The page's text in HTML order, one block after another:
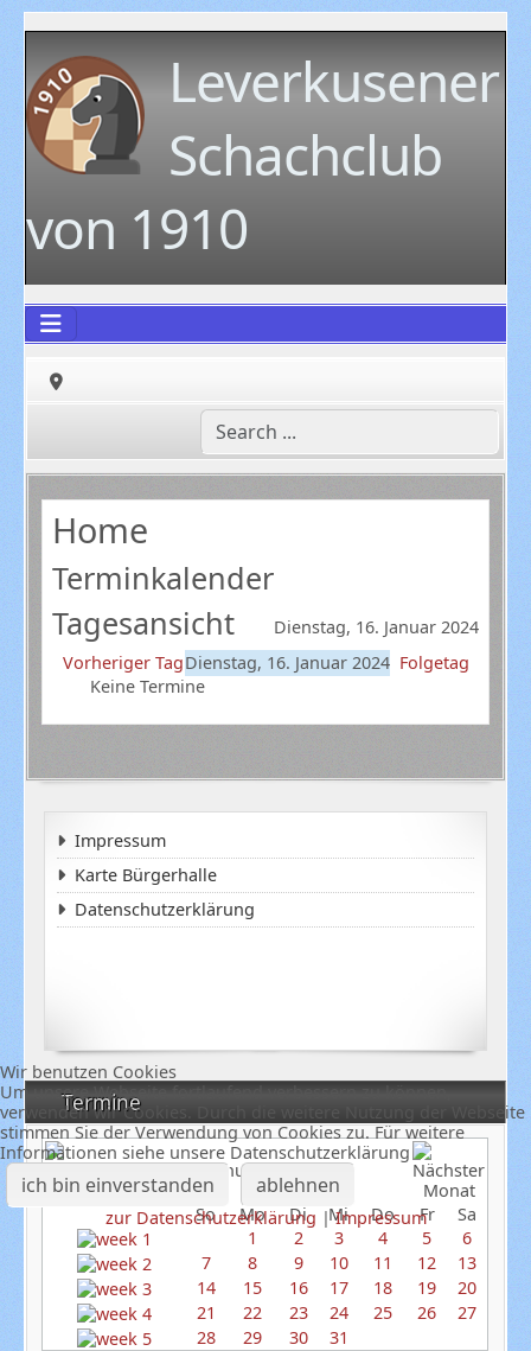
Leverkusener
Schachclub
von 1910
Termine
Januar 2024
So
Mo Di Mi Do Fr
Sa
1
2 3 4 5
6
7
8 9 10 11 12
13
14
15 16 17 18 19
20
21
22 23 24 25 26
27
28
29 30 31
Home
Terminkalender
Tagesansicht
Dienstag, 16. Januar 2024
Vorheriger TagDienstag, 16. Januar 2024 Folgetag
Keine Termine
Impressum
Karte Bürgerhalle
Datenschutzerklärung
Wir benutzen Cookies
Um unsere Webseite fortlaufend verbessern zu können,
verwenden wir Cookies. Durch die weitere Nutzung der Webseite
stimmen Sie der Verwendung von Cookies zu. Für weitere
Informationen siehe unsere Datenschutzerklärung
ich bin einverstanden ablehnen
zur Datenschutzerklärung |Impressum